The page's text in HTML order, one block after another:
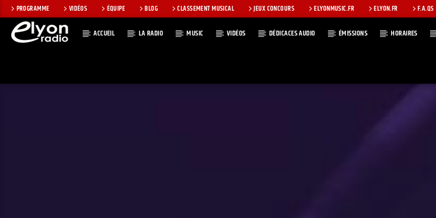
PROGRAMME VIDÉOS ÉQUIPE BLOG CLASSEMENT MUSICAL JEUX CONCOURS ELYONMUSIC.FR ELYON.FR F.A.QS
ACCUEIL LA RADIO MUSIC VIDÉOS DÉDICACES AUDIO ÉMISSIONS HORAIRES